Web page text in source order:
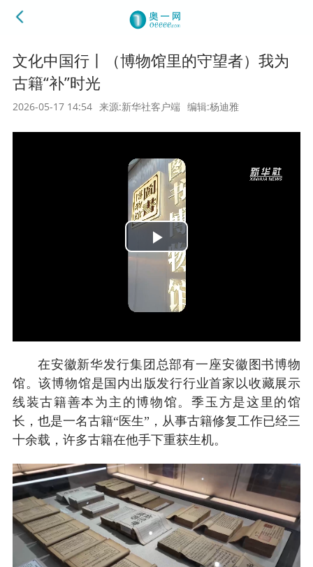
文化中国行丨（博物馆里的守望者）我为
古籍“补”时光
2026-05-17 14:54 来源:新华社客户端 编辑:杨迪雅
Play
Video
在安徽新华发行集团总部有一座安徽图书博物
馆。该博物馆是国内出版发行行业首家以收藏展示
线装古籍善本为主的博物馆。季玉方是这里的馆
长，也是一名古籍“医生”，从事古籍修复工作已经三
十余载，许多古籍在他手下重获生机。